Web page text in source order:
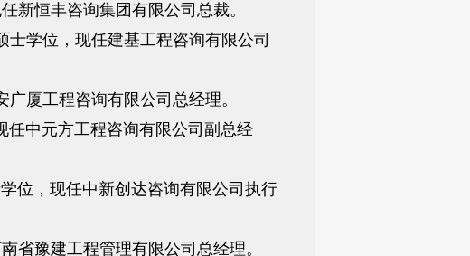
新恒丰咨询集团有限公司总裁。
学位，现任建基工程咨询有限公司
厦工程咨询有限公司总经理。
任中元方工程咨询有限公司副总经
位，现任中新创达咨询有限公司执行
省豫建工程管理有限公司总经理。